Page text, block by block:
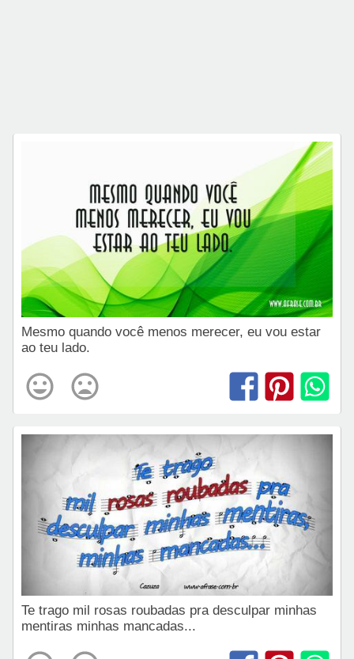
Mesmo quando você menos merecer, eu vou estar
ao teu lado.
Te trago mil rosas roubadas pra desculpar minhas
mentiras minhas mancadas...